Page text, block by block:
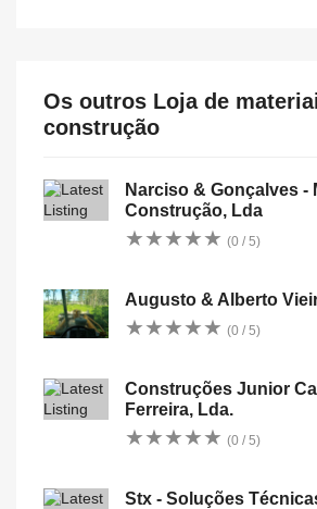
Os outros Loja de
construção
Narciso & Gonçalves -
Construção, Lda
★★★★★
★★★★★ (0 / 5)
Augusto & Alberto
★★★★★
★★★★★ (0 / 5)
Construções Junior
Ferreira, Lda.
★★★★★
★★★★★ (0 / 5)
Stx - Soluções